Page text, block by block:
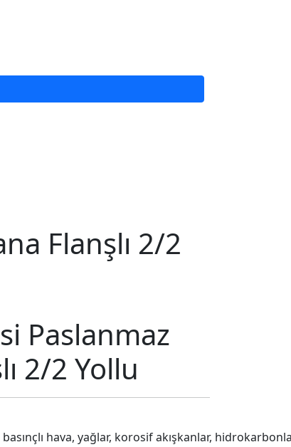
Flanşlı 2/2
Paslanmaz
2/2 Yollu
basınçlı hava, yağlar, korosif akışkanlar,